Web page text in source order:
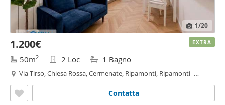
1/20
1.200€
50m2 2 Loc 1 Bagno
Via Tirso, Chiesa Rossa, Cermenate, Ripamonti, Ripamonti -
Contatta
EXTRA